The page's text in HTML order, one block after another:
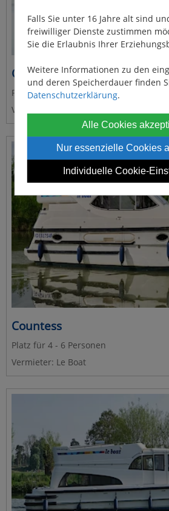
Falls Sie unter 16 Jahre alt sind
freiwilliger Dienste zustimmen
Sie die Erlaubnis Ihrer
Weitere Informationen zu den
und deren Speicherdauer finden
Datenschutzerklärung.
Alle Cookies
Nur essenzielle Cookies
Individuelle Cookie-
Caprice
Platz für 4 - 6 Personen
Vermieter: Le Boat
Countess
Platz für 4 - 6 Personen
Vermieter: Le Boat